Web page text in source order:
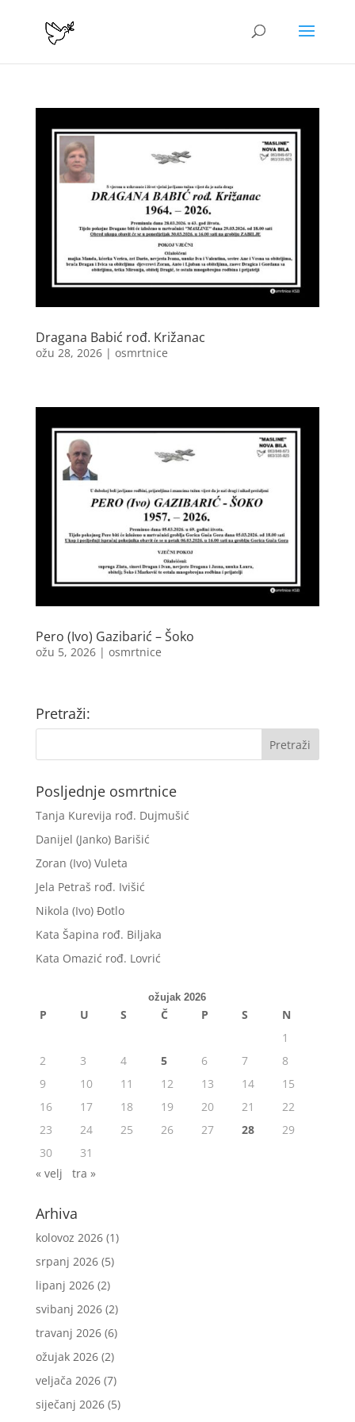
Dragana Babić rođ. Križanac
ožu 28, 2026| osmrtnice
Pero (Ivo) Gazibarić – Šoko
ožu 5, 2026| osmrtnice
Pretraži:
Posljednje osmrtnice
Tanja Kurevija rođ. Dujmušić
Danijel (Janko) Barišić
Zoran (Ivo) Vuleta
Jela Petraš rođ. Ivišić
Nikola (Ivo) Đotlo
Kata Šapina rođ. Biljaka
Kata Omazić rođ. Lovrić
ožujak 2026
P U S Č P S
N
1
2
3 4 5 6 7
8
9
10 11 12 13 14
15
16
17 18 19 20 21
22
23
24 25 26 27 28
29
30
31
« velj
tra »
Arhiva
kolovoz 2026(1)
srpanj 2026(5)
lipanj 2026(2)
svibanj 2026(2)
travanj 2026(6)
ožujak 2026(2)
veljača 2026(7)
siječanj 2026(5)